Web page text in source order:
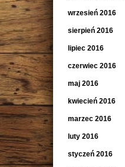
wrzesień 2016
sierpień 2016
lipiec 2016
czerwiec 2016
maj 2016
kwiecień 2016
marzec 2016
luty 2016
styczeń 2016